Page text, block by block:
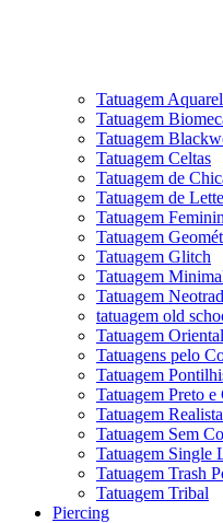
Tatuagem
Tatuagem
Tatuagem
Tatuagem Celtas
Tatuagem de
Tatuagem de
Tatuagem
Tatuagem
Tatuagem Glitch
Tatuagem
Tatuagem
tatuagem old
Tatuagem Oriental
Tatuagens pelo
Tatuagem
Tatuagem Preto e
Tatuagem Realista
Tatuagem Sem
Tatuagem Single
Tatuagem Trash
Tatuagem Tribal
Piercing